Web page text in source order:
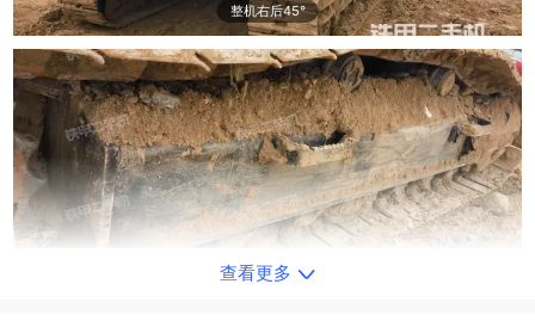
整机右后45°
查看更多